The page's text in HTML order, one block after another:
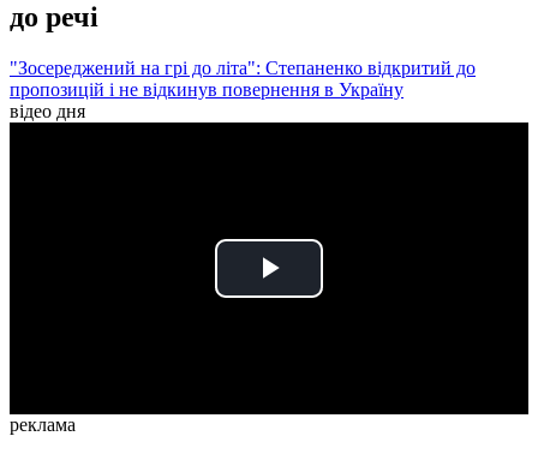
до речі
"Зосереджений на грі до літа": Степаненко відкритий до
пропозицій і не відкинув повернення в Україну
відео дня
Play
реклама